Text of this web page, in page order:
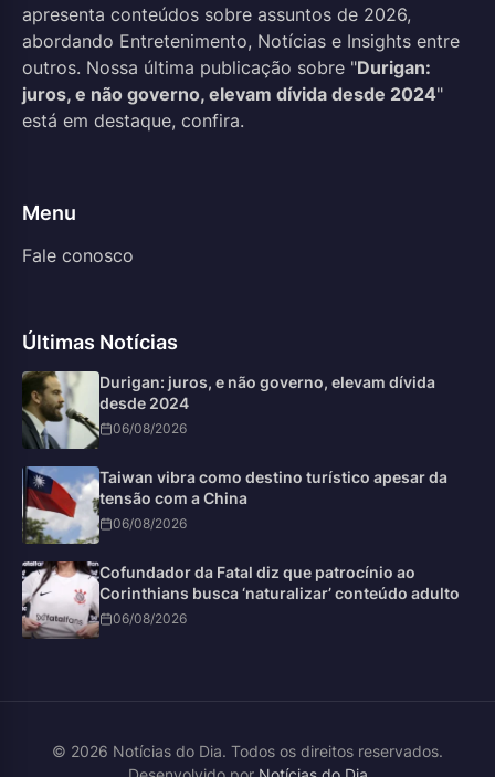
apresenta conteúdos sobre assuntos de 2026,
abordando Entretenimento, Notícias e Insights entre
outros. Nossa última publicação sobre "Durigan:
juros, e não governo, elevam dívida desde 2024"
está em destaque, confira.
Menu
Fale conosco
Últimas Notícias
Durigan: juros, e não governo, elevam dívida
desde 2024
06/08/2026
Taiwan vibra como destino turístico apesar da
tensão com a China
06/08/2026
Cofundador da Fatal diz que patrocínio ao
Corinthians busca ‘naturalizar’ conteúdo adulto
06/08/2026
© 2026 Notícias do Dia. Todos os direitos reservados.